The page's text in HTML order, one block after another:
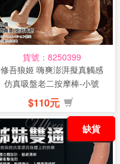
貨號：8250399
修吾狼姬 嗨爽澎湃擬真觸感
仿真吸盤老二按摩棒-小號
$110元
缺貨